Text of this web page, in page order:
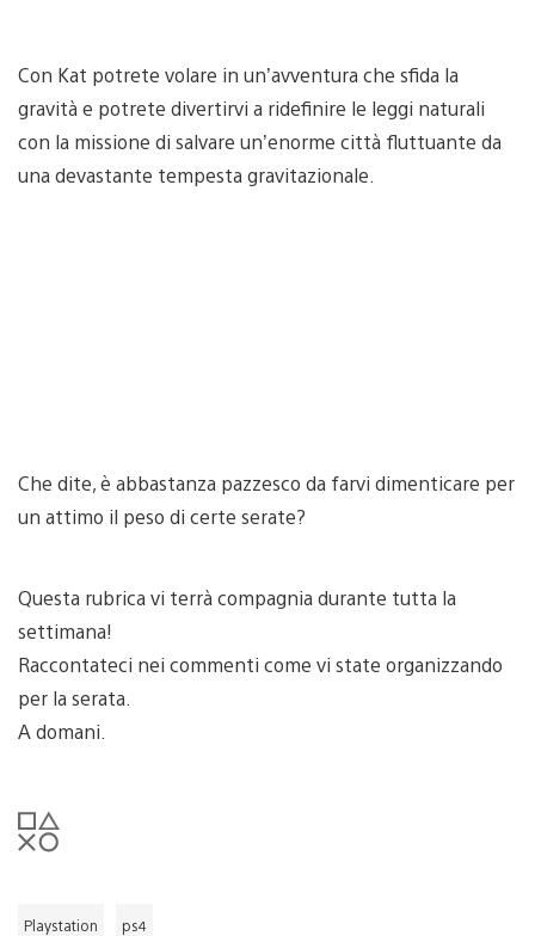
Con Kat potrete volare in un’avventura che sfida la
gravità e potrete divertirvi a ridefinire le leggi naturali
con la missione di salvare un’enorme città fluttuante da
una devastante tempesta gravitazionale.
Che dite, è abbastanza pazzesco da farvi dimenticare per
un attimo il peso di certe serate?
Questa rubrica vi terrà compagnia durante tutta la
settimana!
Raccontateci nei commenti come vi state organizzando
per la serata.
A domani.
Playstation ps4